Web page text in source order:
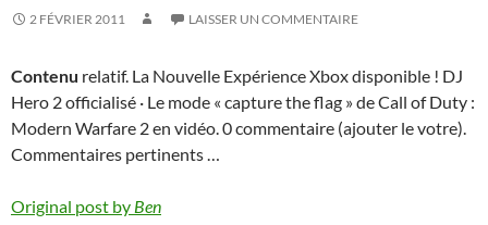
2 FÉVRIER 2011 LAISSER UN COMMENTAIRE
Contenu relatif. La Nouvelle Expérience Xbox disponible ! DJ
Hero 2 officialisé · Le mode « capture the flag » de Call of Duty :
Modern Warfare 2 en vidéo. 0 commentaire (ajouter le votre).
Commentaires pertinents …
Original post by Ben